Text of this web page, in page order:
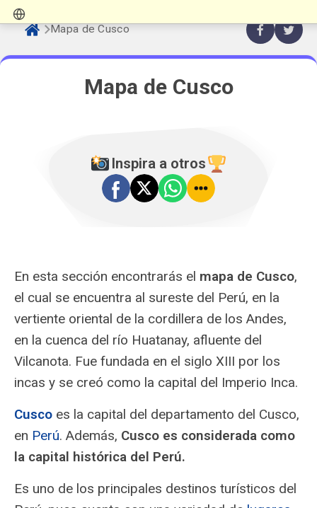
Mapa de Cusco
Mapa de Cusco
Inspira a otros
En esta sección encontrarás el mapa de Cusco,
el cual se encuentra al sureste del Perú, en la
vertiente oriental de la cordillera de los Andes,
en la cuenca del río Huatanay, afluente del
Vilcanota. Fue fundada en el siglo XIII por los
incas y se creó como la capital del Imperio Inca.
Cusco es la capital del departamento del Cusco,
en Perú. Además, Cusco es considerada como
la capital histórica del Perú.
Es uno de los principales destinos turísticos del